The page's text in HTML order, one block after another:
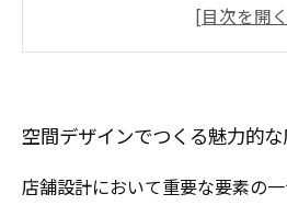
ユーザビリティを重視した
空間デザインでつくる魅力的な
店舗設計において重要な要素の